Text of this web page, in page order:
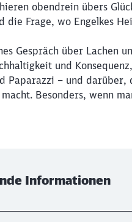
obendrein übers
die Frage, wo Engelkes
Gespräch über Lachen
und Konsequenz,
Paparazzi – und darüber,
Besonders, wenn
Informationen